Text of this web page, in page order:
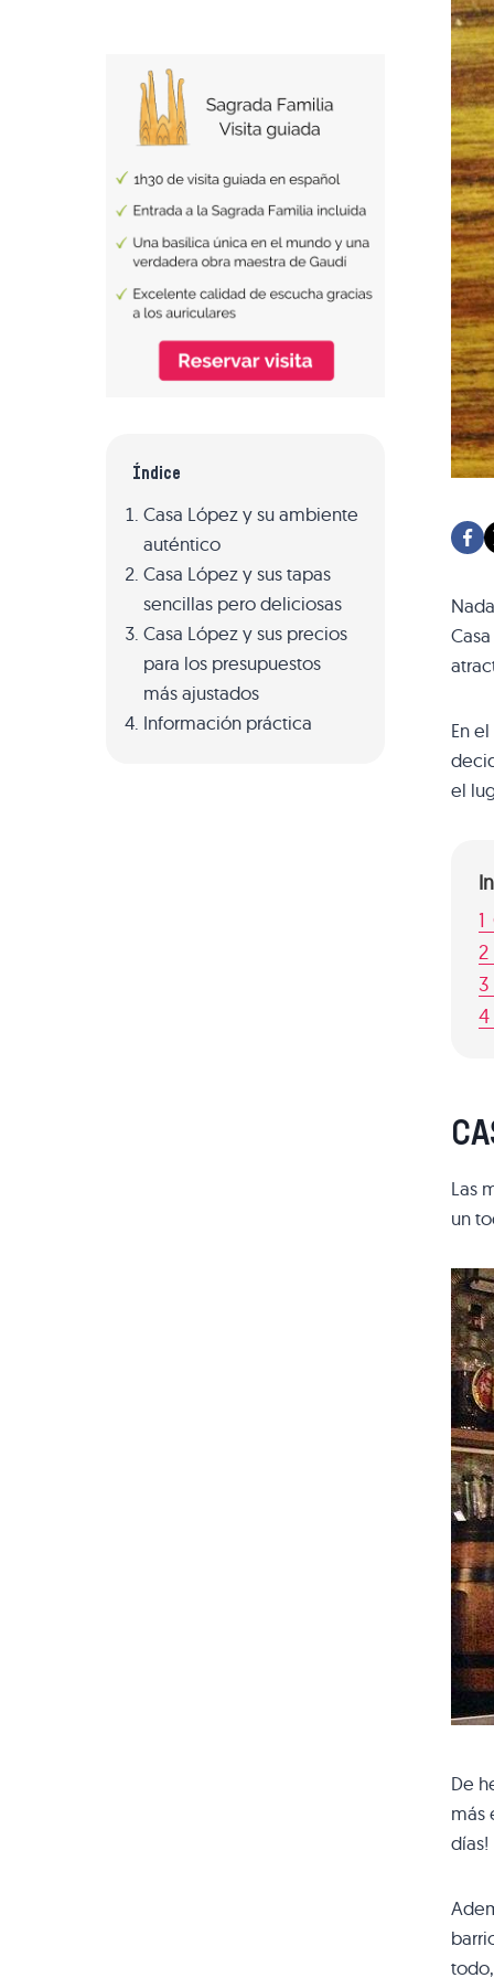
En
el
1
2
3
4
Las
un
De
más
días!
Índice
Casa López y su ambiente
auténtico
Casa López y sus tapas
sencillas pero deliciosas
Casa López y sus precios
para los presupuestos
más ajustados
Información práctica